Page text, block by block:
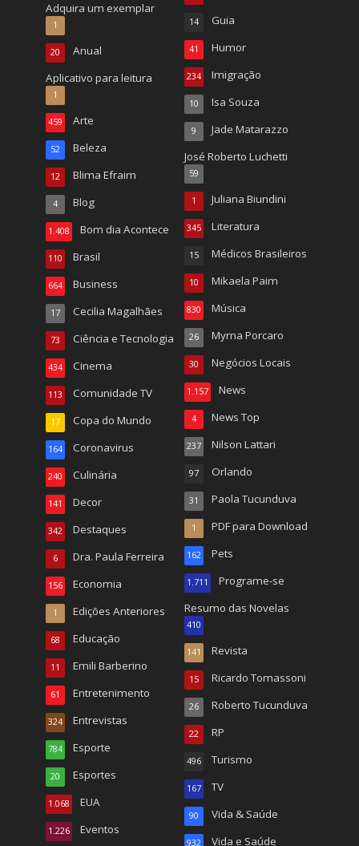
Adquira um exemplar
1
Anual
20
Aplicativo para leitura
1
Arte
459
Beleza
52
Blima Efraim
12
Blog
4
Bom dia Acontece
1.408
Brasil
110
Business
664
Cecilia Magalhães
17
Ciência e Tecnologia
73
Cinema
434
Comunidade TV
113
Copa do Mundo
17
Coronavirus
164
Culinária
240
Decor
141
Destaques
342
Dra. Paula Ferreira
6
Economia
156
Edições Anteriores
1
Educação
68
Emili Barberino
11
Entretenimento
61
Entrevistas
324
Esporte
784
Esportes
20
EUA
1.068
Eventos
1.226
Guia
14
Humor
41
Imigração
234
Isa Souza
10
Jade Matarazzo
9
José Roberto Luchetti
59
Juliana Biundini
1
Literatura
345
Médicos Brasileiros
15
Mikaela Paim
10
Música
830
Myrna Porcaro
26
Negócios Locais
30
News
1.157
News Top
4
Nilson Lattari
237
Orlando
97
Paola Tucunduva
31
PDF para Download
1
Pets
162
Programe-se
1.711
Resumo das Novelas
410
Revista
141
Ricardo Tomassoni
15
Roberto Tucunduva
26
RP
22
Turismo
496
TV
167
Vida & Saúde
90
Vida e Saúde
932